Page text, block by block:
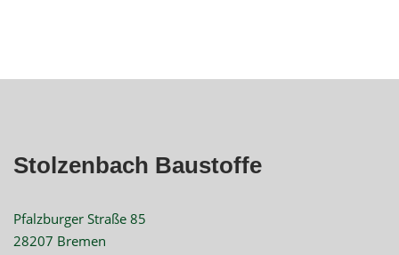
Stolzenbach Baustoffe
Pfalzburger Straße 85
28207 Bremen